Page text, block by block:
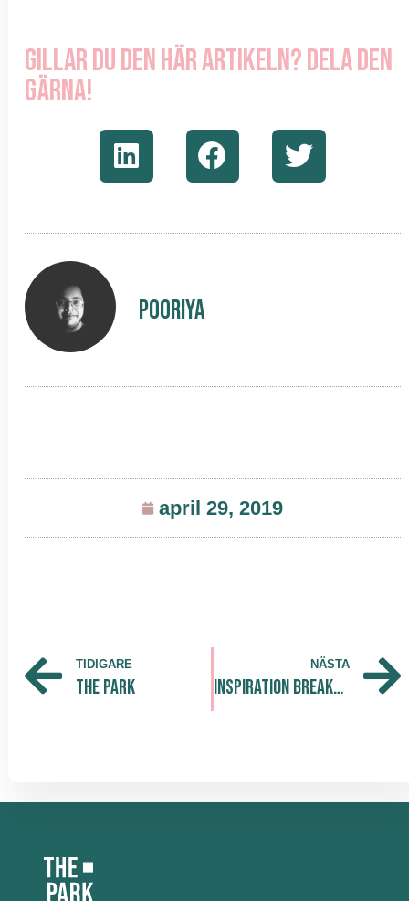
Gillar du den här artikeln? Dela den
gärna!
Pooriya
april 29, 2019
TIDIGARE
The Park
NÄSTA
Inspiration Breakfast @ The Park